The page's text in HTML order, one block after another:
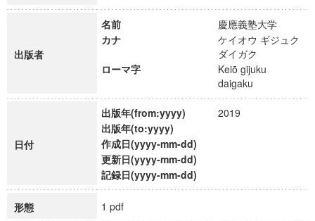
出版者
名前
慶應義塾大学
カナ
ケイオウ ギジュク
ダイガク
ローマ字
Keiō gijuku
daigaku
日付
出版年(from:yyyy)
2019
出版年(to:yyyy)
作成日(yyyy-mm-dd)
更新日(yyyy-mm-dd)
記録日(yyyy-mm-dd)
形態 1 pdf